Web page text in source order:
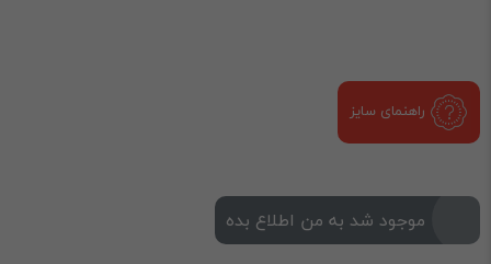
راهنمای سایز
موجود شد به من اطلاع بده